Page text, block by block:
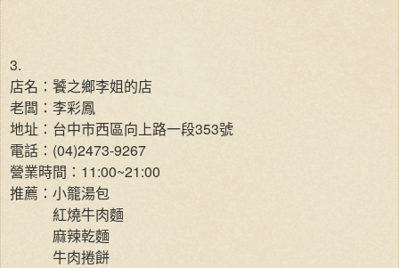
3.
店名：饕之鄉李姐的店
老闆：李彩鳳
地址：台中市西區向上路一段353號
電話：(04)2473-9267
營業時間：11:00~21:00
推薦：小籠湯包
紅燒牛肉麵
麻辣乾麵
牛肉捲餅